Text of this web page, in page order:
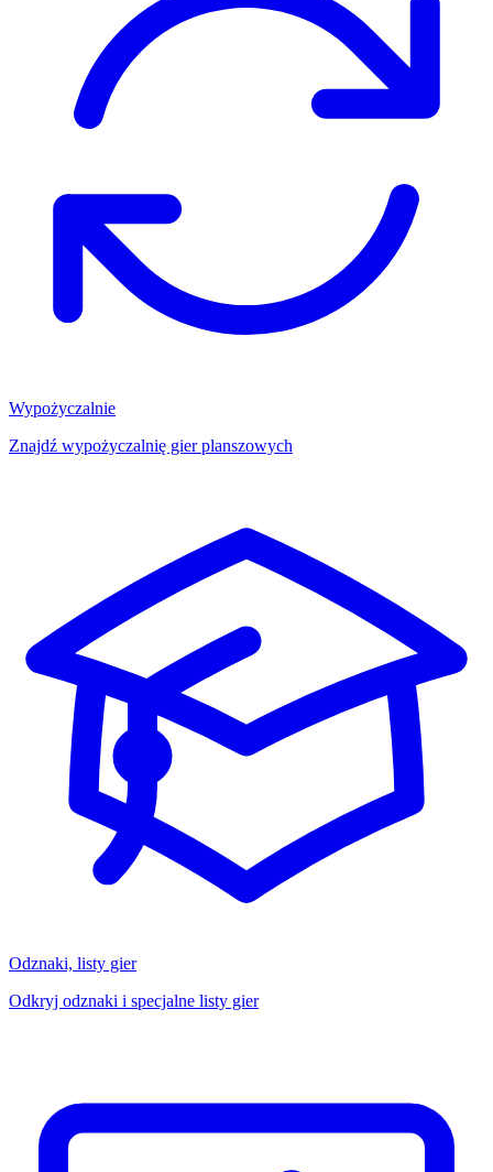
Wypożyczalnie
Znajdź wypożyczalnię gier planszowych
Odznaki, listy gier
Odkryj odznaki i specjalne listy gier